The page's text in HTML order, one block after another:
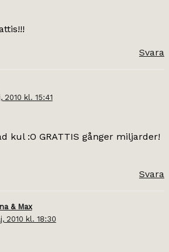
Svara
2010 kl. 15:41
kul :O GRATTIS gånger miljarder!
Svara
& Max
2010 kl. 18:30